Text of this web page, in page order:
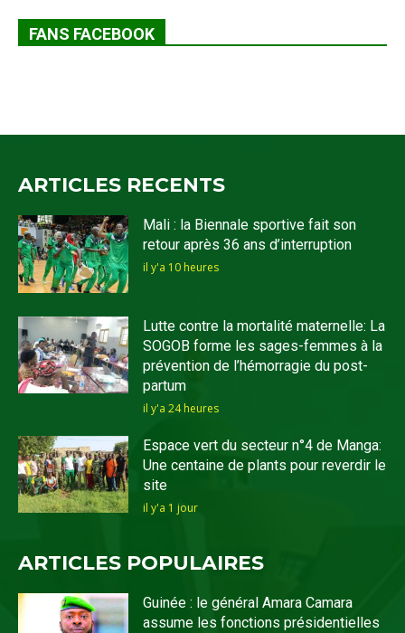
FANS FACEBOOK
ARTICLES RECENTS
Mali : la Biennale sportive fait son
retour après 36 ans d’interruption
il y'a 10 heures
Lutte contre la mortalité maternelle: La
SOGOB forme les sages-femmes à la
prévention de l’hémorragie du post-
partum
il y'a 24 heures
Espace vert du secteur n°4 de Manga:
Une centaine de plants pour reverdir le
site
il y'a 1 jour
ARTICLES POPULAIRES
Guinée : le général Amara Camara
assume les fonctions présidentielles